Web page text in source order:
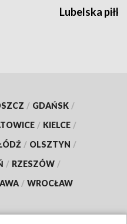
Lubelska piłka
/ GDAŃSK /
/ KIELCE /
/ OLSZTYN /
/ RZESZÓW /
/ WROCŁAW